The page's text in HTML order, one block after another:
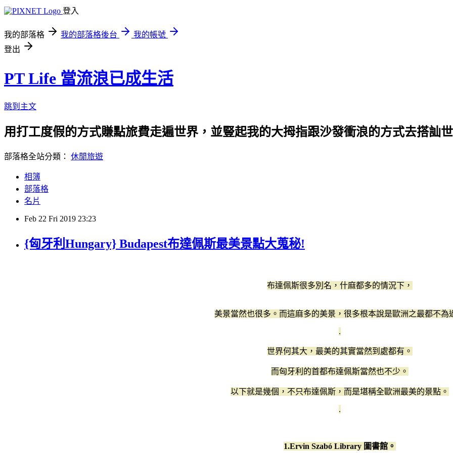
登入
我的部落格 我的部落格後台
我的帳號
登出
PT Life 當流浪已成生活
跳到主文
用打工度假的方式賺點旅費走遍世界，並豎起我的大拇指跟沙發衝浪的方式去搭訕
部落格全站分類： 休閒旅遊
相簿
部落格
名片
Feb 22 Fri 2019 23:23
{匈牙利Hungary} Budapest布達佩斯最美景點大蒐秘!
布達佩斯很多別名，什麻都多的情況下，
美景當然也很多。而這麻多的美景，很多根本說是歐洲之最都不為
.
世界何其大，最美的其實當然到處都有。
而匈牙利的首都布達佩斯當然也不少。
以下就是幾個，不只布達佩斯，而是堪稱全歐洲最美的景點。
.
1.Ervin Szabó Library 圖書館。